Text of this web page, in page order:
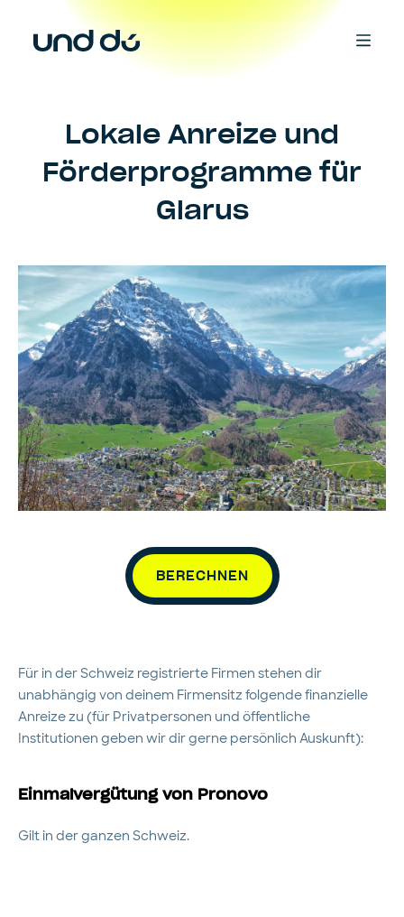
Lokale Anreize und
Förderprogramme für
Glarus
BERECHNEN
Für in der Schweiz registrierte Firmen stehen dir
unabhängig von deinem Firmensitz folgende finanzielle
Anreize zu (für Privatpersonen und öffentliche
Institutionen geben wir dir gerne persönlich Auskunft):
Einmalvergütung von Pronovo
Gilt in der ganzen Schweiz.